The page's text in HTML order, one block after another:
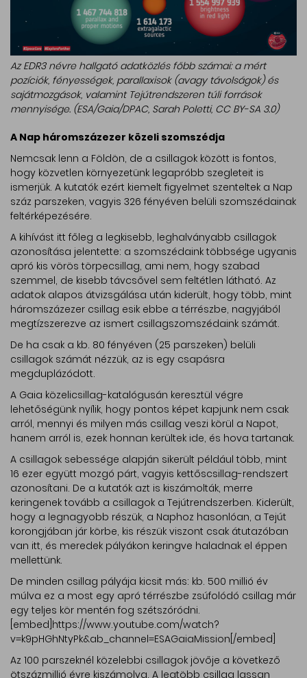
Az EDR3 névre hallgató adatközlés főbb számai: a mért
pozíciók, fényességek, parallaxisok (avagy távolságok) és
sajátmozgások, valamint Tejútrendszeren túli források
mennyisége. (ESA/Gaia/DPAC, Sarah Poletti, CC BY-SA 3.0)
A Nap háromszázezer közeli szomszédja
Nemcsak lenn a Földön, de a csillagok között is fontos,
hogy közvetlen környezetünk legapróbb szegleteit is
ismerjük. A kutatók ezért kiemelt figyelmet szenteltek a Nap
száz parszeken, vagyis 326 fényéven belüli szomszédainak
feltérképezésére.
A kihívást itt főleg a legkisebb, leghalványabb csillagok
azonosítása jelentette: a szomszédaink többsége ugyanis
apró kis vörös törpecsillag, ami nem, hogy szabad
szemmel, de kisebb távcsővel sem feltétlen látható. Az
adatok alapos átvizsgálása után kiderült, hogy több, mint
háromszázezer csillag esik ebbe a térrészbe, nagyjából
megtízszerezve az ismert csillagszomszédaink számát.
De ha csak a kb. 80 fényéven (25 parszeken) belüli
csillagok számát nézzük, az is egy csapásra
megduplázódott.
A Gaia közelicsillag-katalógusán keresztül végre
lehetőségünk nyílik, hogy pontos képet kapjunk nem csak
arról, mennyi és milyen más csillag veszi körül a Napot,
hanem arról is, ezek honnan kerültek ide, és hova tartanak.
A csillagok sebessége alapján sikerült például több, mint
16 ezer együtt mozgó párt, vagyis kettőscsillag-rendszert
azonosítani. De a kutatók azt is kiszámolták, merre
keringenek tovább a csillagok a Tejútrendszerben. Kiderült,
hogy a legnagyobb részük, a Naphoz hasonlóan, a Tejút
korongjában jár körbe, kis részük viszont csak átutazóban
van itt, és meredek pályákon keringve haladnak el éppen
mellettünk.
De minden csillag pályája kicsit más: kb. 500 millió év
múlva ez a most egy apró térrészbe zsúfolódó csillag már
egy teljes kör mentén fog szétszóródni.
[embed]https://www.youtube.com/watch?
v=k9pHGhNtyPk&ab_channel=ESAGaiaMission[/embed]
Az 100 parszeknél közelebbi csillagok jövője a következő
ötszázmillió évre kiszámolva. A legtöbb csillag lassan